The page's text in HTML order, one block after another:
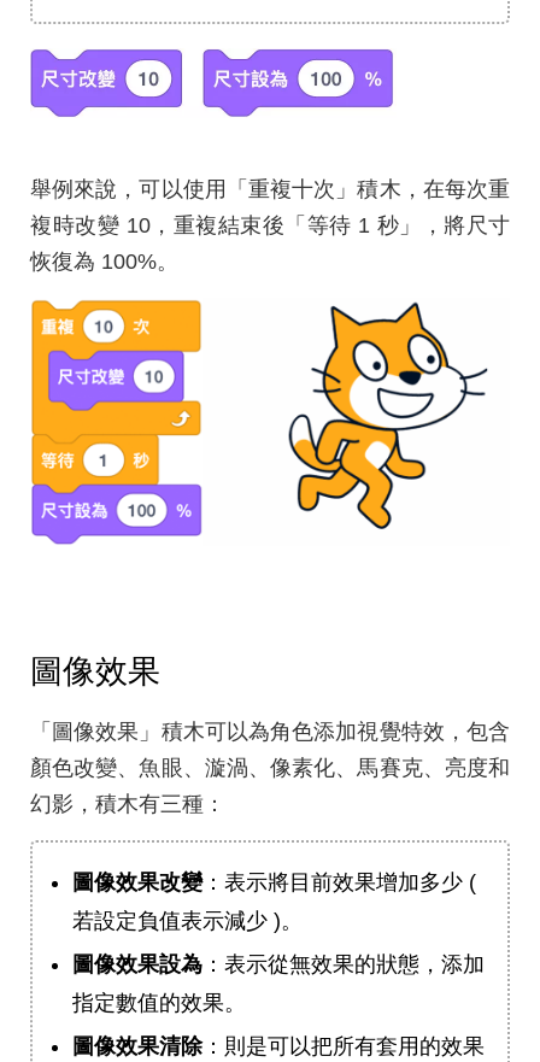
舉例來說，可以使用「重複十次」積木，在每次重
複時改變 10，重複結束後「等待 1 秒」，將尺寸
恢復為 100%。
圖像效果
「圖像效果」積木可以為角色添加視覺特效，包含
顏色改變、魚眼、漩渦、像素化、馬賽克、亮度和
幻影，積木有三種：
圖像效果改變：表示將目前效果增加多少 (
若設定負值表示減少 )。
圖像效果設為 ：表示從無效果的狀態，添加
指定數值的效果。
圖像效果清除：則是可以把所有套用的效果